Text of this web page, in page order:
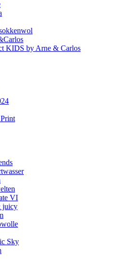
KIDS by Arne & Carlos
VI
juicy
Sky